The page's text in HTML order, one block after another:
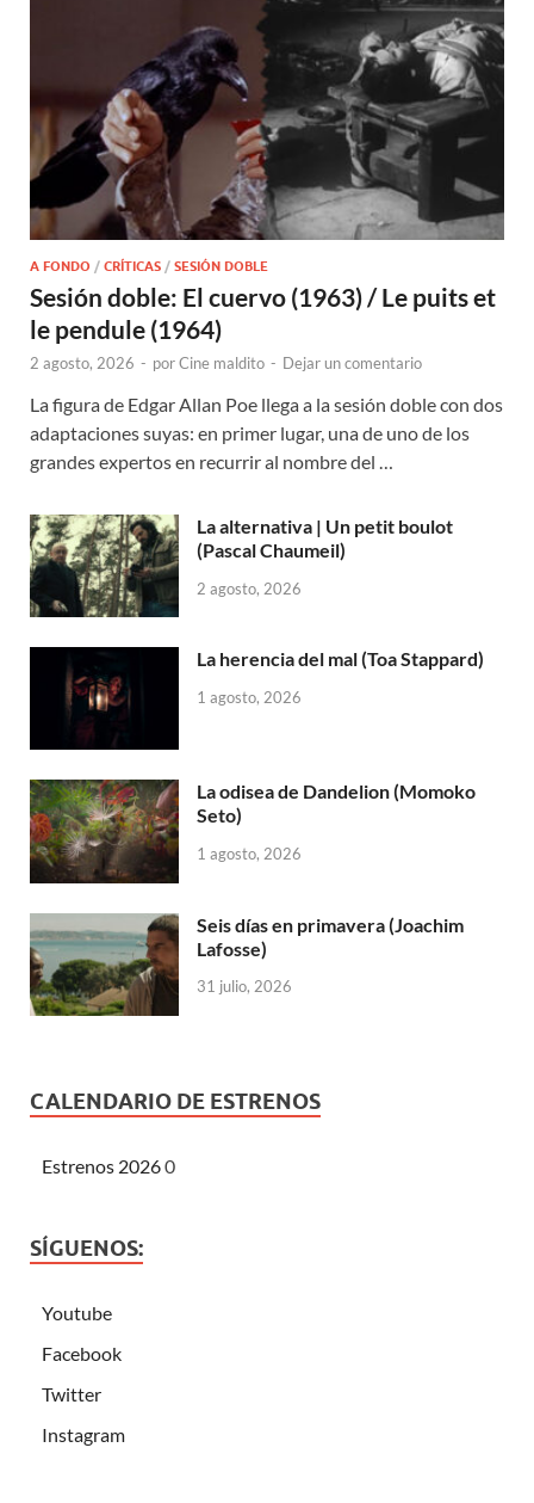
A FONDO / CRÍTICAS / SESIÓN DOBLE
Sesión doble: El cuervo (1963) / Le puits et
le pendule (1964)
2 agosto, 2026 - porCine maldito - Dejar un comentario
La figura de Edgar Allan Poe llega a la sesión doble con dos
adaptaciones suyas: en primer lugar, una de uno de los
grandes expertos en recurrir al nombre del …
La alternativa | Un petit boulot
(Pascal Chaumeil)
2 agosto, 2026
La herencia del mal (Toa Stappard)
1 agosto, 2026
La odisea de Dandelion (Momoko
Seto)
1 agosto, 2026
Seis días en primavera (Joachim
Lafosse)
31 julio, 2026
CALENDARIO DE ESTRENOS
Estrenos 20260
SÍGUENOS:
Youtube
Facebook
Twitter
Instagram